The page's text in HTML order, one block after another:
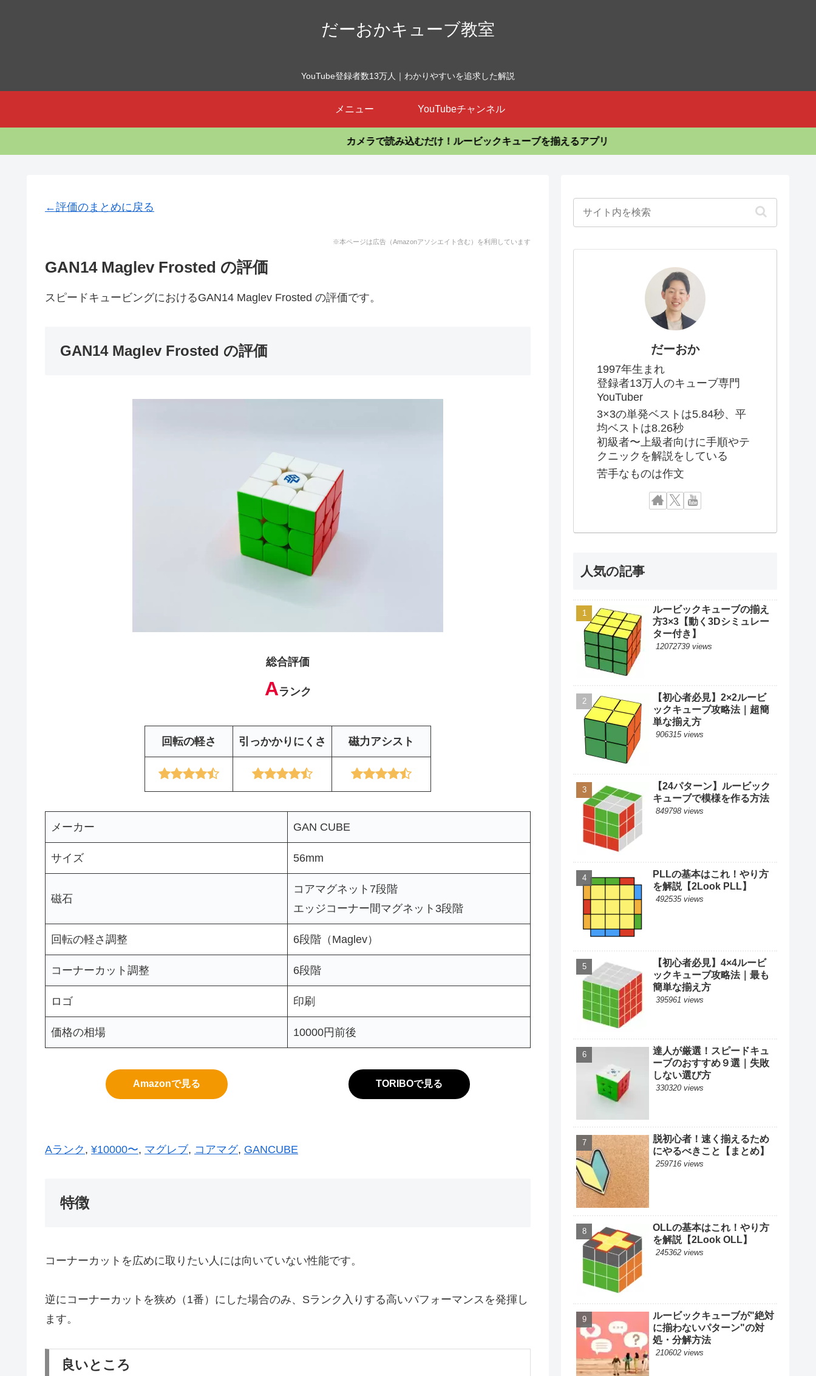
だーおかキューブ教室
YouTube登録者数13万人｜わかりやすいを追求した解説
メニュー YouTubeチャンネル
カメラで読み込むだけ！ルービックキューブを揃えるアプリ
←評価のまとめに戻る
※本ページは広告（Amazonアソシエイト含む）を利用しています
GAN14 Maglev Frosted の評価
スピードキュービングにおけるGAN14 Maglev Frosted の評価です。
GAN14 Maglev Frosted の評価
総合評価
Aランク
回転の軽さ 引っかかりにくさ 磁力アシスト
メーカー GAN CUBE
サイズ 56mm
磁石
コアマグネット7段階
エッジコーナー間マグネット3段階
回転の軽さ調整 6段階（Maglev）
コーナーカット調整 6段階
ロゴ 印刷
価格の相場 10000円前後
Amazonで見る TORIBOで見る
Aランク , ¥10000〜, マグレブ, コアマグ, GANCUBE
特徴
コーナーカットを広めに取りたい人には向いていない性能です。
逆にコーナーカットを狭め（1番）にした場合のみ、Sランク入りする高いパフォーマンスを発揮し
ます。
良いところ
だーおか
1997年生まれ
登録者13万人のキューブ専門
YouTuber
3×3の単発ベストは5.84秒、平
均ベストは8.26秒
初級者〜上級者向けに手順やテ
クニックを解説をしている
苦手なものは作文
人気の記事
ルービックキューブの揃え
方3×3【動く3Dシミュレー
ター付き】
12072739 views
【初心者必見】2×2ルービ
ックキューブ攻略法｜超簡
単な揃え方
906315 views
【24パターン】ルービック
キューブで模様を作る方法
849798 views
PLLの基本はこれ！やり方
を解説【2Look PLL】
492535 views
【初心者必見】4×4ルービ
ックキューブ攻略法｜最も
簡単な揃え方
395961 views
達人が厳選！スピードキュ
ーブのおすすめ９選｜失敗
しない選び方
330320 views
脱初心者！速く揃えるため
にやるべきこと【まとめ】
259716 views
OLLの基本はこれ！やり方
を解説【2Look OLL】
245362 views
ルービックキューブが"絶対
に揃わないパターン"の対
処・分解方法
210602 views